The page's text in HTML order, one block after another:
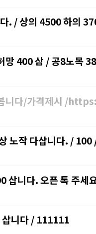
도적 70제 상의합20 하의합16사봅니다. / 상
400 삼 / 공8노목
400 삼 / https://
봅니다/가격제시 /
노작 다삽니다. /
니다 / 111111